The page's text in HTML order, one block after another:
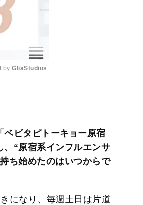
e
by GliaStudios
ビタピトーキョー原宿
、“原宿系インフルエンサ
ち始めたのはいつからで
になり、毎週土日は片道